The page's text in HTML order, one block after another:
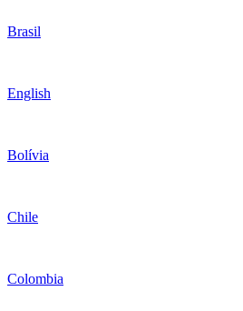
Brasil
English
Bolívia
Chile
Colombia